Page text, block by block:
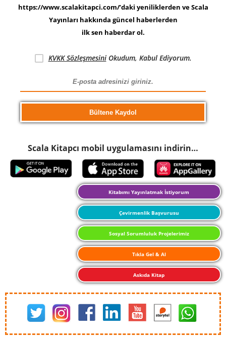
https://www.scalakitapci.com/’daki yeniliklerden ve Scala
Yayınları hakkında güncel haberlerden
ilk sen haberdar ol.
KVKK SözleşmesiniOkudum, Kabul Ediyorum.
Scala Kitapcı mobil uygulamasını indirin…
Kitabımı Yayınlatmak İstiyorum
Çevirmenlik Başvurusu
Sosyal Sorumluluk Projelerimiz
Tıkla Gel & Al
Askıda Kitap